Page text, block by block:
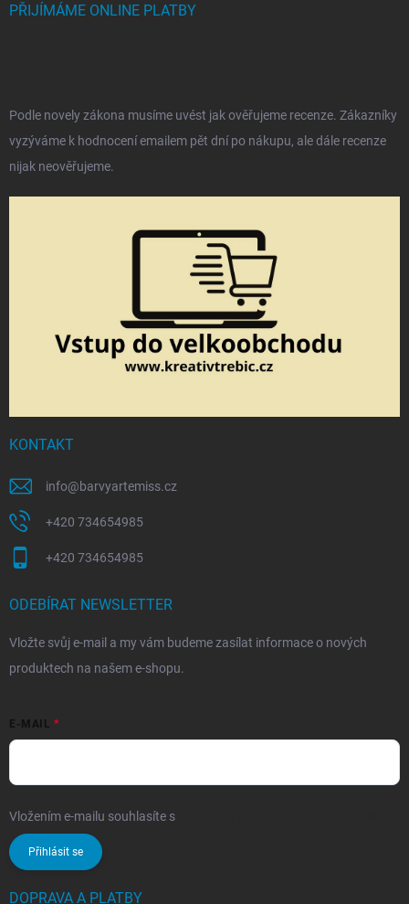
PŘIJÍMÁME ONLINE PLATBY
Podle novely zákona musíme uvést jak ověřujeme recenze. Zákazníky
vyzýváme k hodnocení emailem pět dní po nákupu, ale dále recenze
nijak neověřujeme.
KONTAKT
info@barvyartemiss.cz
+420 734654985
+420 734654985
ODEBÍRAT NEWSLETTER
Vložte svůj e-mail a my vám budeme zasílat informace o nových
produktech na našem e-shopu.
E-MAIL
Vložením e-mailu souhlasíte s
Přihlásit se
DOPRAVA A PLATBY